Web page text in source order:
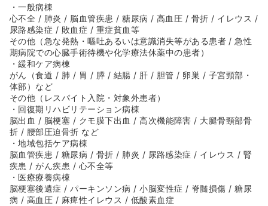
・一般病棟
心不全 / 肺炎 / 脳血管疾患 / 糖尿病 / 高血圧 / 骨折 / イレウス /
尿路感染症 / 敗血症 / 重症貧血等
その他（急な発熱・嘔吐あるいは意識消失等がある患者 / 急性
期病院での心臓手術待機や化学療法休薬中の患者）
・緩和ケア病棟
がん（食道 / 肺 / 胃 / 膵 / 結腸 / 肝 / 胆管 / 卵巣 / 子宮頸部・
体部）など
その他（レスパイト入院・対象外患者）
・回復期リハビリテーション病棟
脳出血 / 脳梗塞 / クモ膜下出血 / 高次機能障害 / 大腿骨頸部骨
折 / 腰部圧迫骨折 など
・地域包括ケア病棟
脳血管疾患 / 糖尿病 / 骨折 / 肺炎 / 尿路感染症 / イレウス / 腎
疾患 / がん疾患 / 心不全等
・医療療養病棟
脳梗塞後遺症 / パーキンソン病 / 小脳変性症 / 脊髄損傷 / 糖尿
病 / 高血圧 / 麻痺性イレウス / 低酸素血症